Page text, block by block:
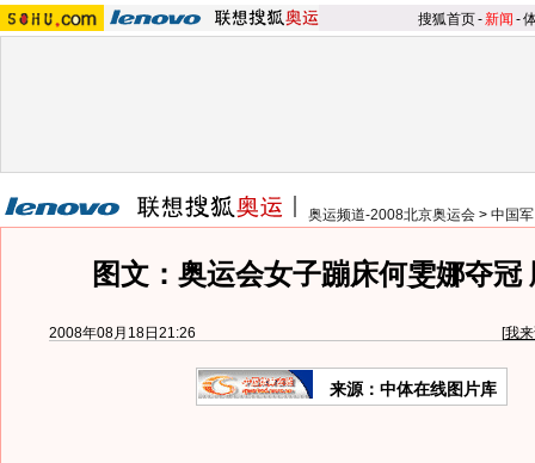
搜狐首页-新闻 -
奥运频道-2008北京奥运会 > 中国
图文：奥运会女子蹦床何雯娜夺冠
2008年08月18日21:26 [我
来源：中体在线图片库